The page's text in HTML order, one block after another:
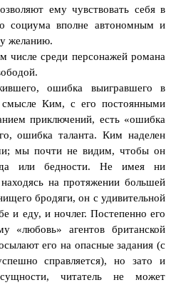
ему чувствовать себя в
социума вполне автономным и
желанию.
числе среди персонажей романа
ошибка выигравшего в
Ким, с его постоянными
приключений, есть «ошибка
ошибка таланта. Ким наделен
мы почти не видим, чтобы он
или бедности. Не имея ни
на протяжении большей
бродяги, он с удивительной
и еду, и ночлег. Постепенно его
«любовь» агентов британской
его на опасные задания (с
справляется), но зато и
читатель не может